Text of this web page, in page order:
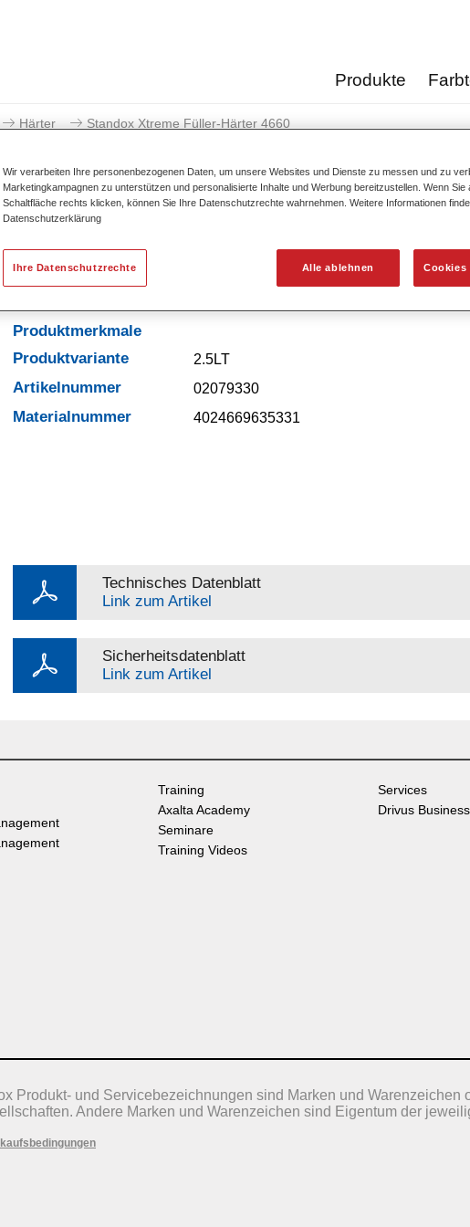
Produkte
Härter Standox Xtreme Füller-Härter 4660​
Standox Xtreme
Produktmerkmale
Produktvariante
2.5LT
Artikelnummer 02079330
Materialnummer 4024669635331
Technisches Datenblatt
Link zum Artikel
Sicherheitsdatenblatt
Link zum Artikel
Training
Axalta Academy
Seminare
Training Videos
Services
Drivus
Produkt- und Servicebezeichnungen sind Marken und
Andere Marken und Warenzeichen sind Eigentum der
Wir verarbeiten Ihre personenbezogenen Daten, um unsere Websites und Dienste zu messen und zu
Marketingkampagnen zu unterstützen und personalisierte Inhalte und Werbung bereitzustellen. Wenn Sie
Schaltfläche rechts klicken, können Sie Ihre Datenschutzrechte wahrnehmen. Weitere Informationen
Datenschutzerklärung
Alle ablehnen Cookies
Ihre Datenschutzrechte